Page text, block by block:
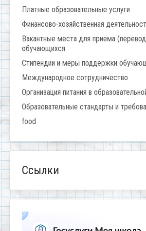
Платные образовательные услуги
Финансово-хозяйственная
Вакантные места для приема
обучающихся
Стипендии и меры поддержки
Международное сотрудничество
Организация питания в
Образовательные стандарты и
food
Ссылки